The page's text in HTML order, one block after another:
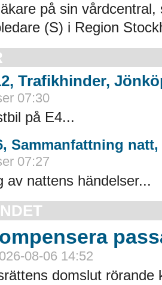
på sin vårdcentral,
(S) i Region
Trafikhinder,
07:30
på E4...
Sammanfattning
07:27
av nattens händelser...
08-06 14:52
domslut rörande